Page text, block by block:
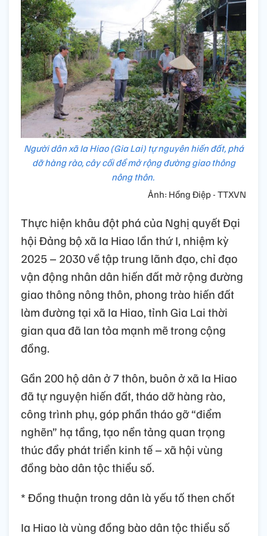
Người dân xã Ia Hiao (Gia Lai) tự nguyên hiến đất, phá
dỡ hàng rào, cây cối để mở rộng đường giao thông
nông thôn.
Ảnh: Hồng Điệp - TTXVN
Thực hiện khâu đột phá của Nghị quyết Đại
hội Đảng bộ xã Ia Hiao lần thứ I, nhiệm kỳ
2025 – 2030 về tập trung lãnh đạo, chỉ đạo
vận động nhân dân hiến đất mở rộng đường
giao thông nông thôn, phong trào hiến đất
làm đường tại xã Ia Hiao, tỉnh Gia Lai thời
gian qua đã lan tỏa mạnh mẽ trong cộng
đồng.
Gần 200 hộ dân ở 7 thôn, buôn ở xã Ia Hiao
đã tự nguyện hiến đất, tháo dỡ hàng rào,
công trình phụ, góp phần tháo gỡ “điểm
nghẽn” hạ tầng, tạo nền tảng quan trọng
thúc đẩy phát triển kinh tế – xã hội vùng
đồng bào dân tộc thiểu số.
* Đồng thuận trong dân là yếu tố then chốt
Ia Hiao là vùng đồng bào dân tộc thiểu số